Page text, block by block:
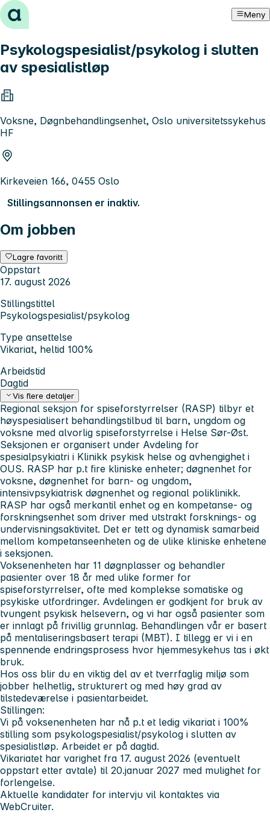
Hopp til innhold Meny
Psykologspesialist/psykolog i slutten
av spesialistløp
Voksne, Døgnbehandlingsenhet, Oslo universitetssykehus
HF
Kirkeveien 166, 0455 Oslo
Stillingsannonsen er inaktiv.
Om jobben
Lagre favoritt
Oppstart
17. august 2026
Stillingstittel
Psykologspesialist/psykolog
Type ansettelse
Vikariat, heltid 100%
Arbeidstid
Dagtid
Vis flere detaljer
Regional seksjon for spiseforstyrrelser (RASP) tilbyr et
høyspesialisert behandlingstilbud til barn, ungdom og
voksne med alvorlig spiseforstyrrelse i Helse Sør-Øst.
Seksjonen er organisert under Avdeling for
spesialpsykiatri i Klinikk psykisk helse og avhengighet i
OUS. RASP har p.t fire kliniske enheter; døgnenhet for
voksne, døgnenhet for barn- og ungdom,
intensivpsykiatrisk døgnenhet og regional poliklinikk.
RASP har også merkantil enhet og en kompetanse- og
forskningsenhet som driver med utstrakt forsknings- og
undervisningsaktivitet. Det er tett og dynamisk samarbeid
mellom kompetanseenheten og de ulike kliniske enhetene
i seksjonen.
Voksenenheten har 11 døgnplasser og behandler
pasienter over 18 år med ulike former for
spiseforstyrrelser, ofte med komplekse somatiske og
psykiske utfordringer. Avdelingen er godkjent for bruk av
tvungent psykisk helsevern, og vi har også pasienter som
er innlagt på frivillig grunnlag. Behandlingen vår er basert
på mentaliseringsbasert terapi (MBT). I tillegg er vi i en
spennende endringsprosess hvor hjemmesykehus tas i økt
bruk.
Hos oss blir du en viktig del av et tverrfaglig miljø som
jobber helhetlig, strukturert og med høy grad av
tilstedeværelse i pasientarbeidet.
Stillingen:
Vi på voksenenheten har nå p.t et ledig vikariat i 100%
stilling som psykologspesialist/psykolog i slutten av
spesialistløp. Arbeidet er på dagtid.
Vikariatet har varighet fra 17. august 2026 (eventuelt
oppstart etter avtale) til 20.januar 2027 med mulighet for
forlengelse.
Aktuelle kandidater for intervju vil kontaktes via
WebCruiter.